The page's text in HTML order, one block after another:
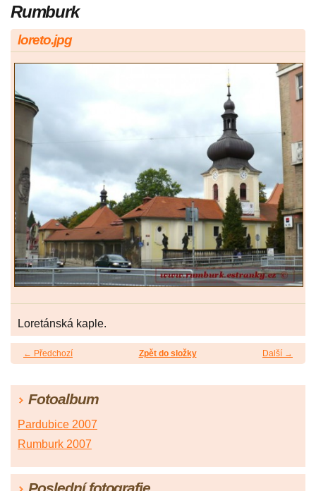
Rumburk
loreto.jpg
Loretánská kaple.
← Předchozí Další →
Zpět do složky
Fotoalbum
Pardubice 2007
Rumburk 2007